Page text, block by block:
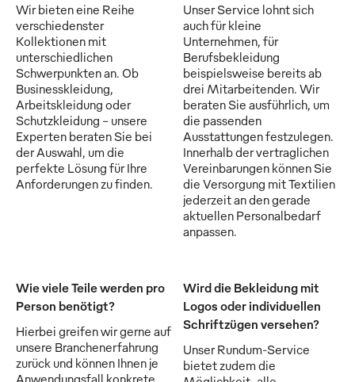
Wir bieten eine Reihe
verschiedenster
Kollektionen mit
unterschiedlichen
Schwerpunkten an. Ob
Businesskleidung,
Arbeitskleidung oder
Schutzkleidung - unsere
Experten beraten Sie bei
der Auswahl, um die
perfekte Lösung für Ihre
Anforderungen zu finden.
Unser Service lohnt sich
auch für kleine
Unternehmen, für
Berufsbekleidung
beispielsweise bereits ab
drei Mitarbeitenden. Wir
beraten Sie ausführlich, um
die passenden
Ausstattungen festzulegen.
Innerhalb der vertraglichen
Vereinbarungen können Sie
die Versorgung mit Textilien
jederzeit an den gerade
aktuellen Personalbedarf
anpassen.
Wie viele Teile werden pro
Person benötigt?
Hierbei greifen wir gerne auf
unsere Branchenerfahrung
zurück und können Ihnen je
Anwendungsfall konkrete
Wird die Bekleidung mit
Logos oder individuellen
Schriftzügen versehen?
Unser Rundum-Service
bietet zudem die